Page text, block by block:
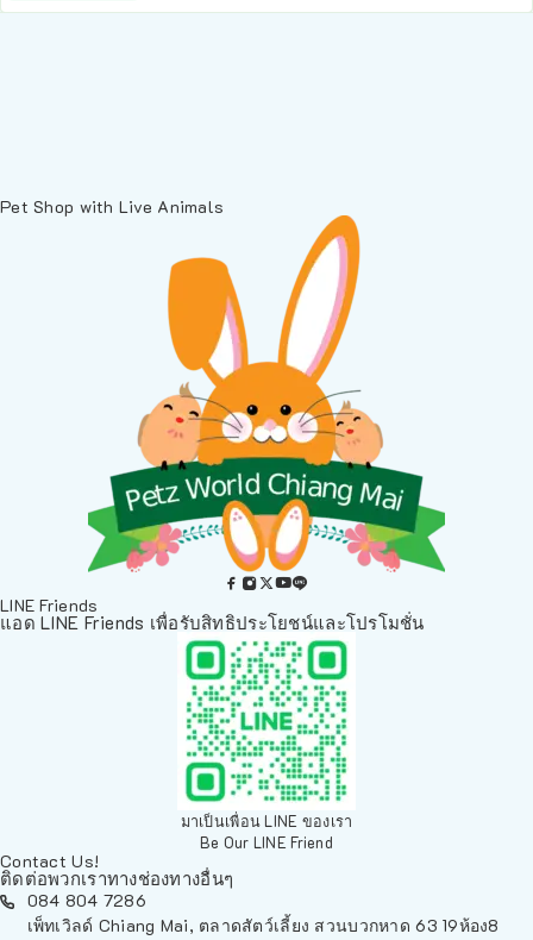
Pet Shop with Live Animals
LINE Friends
แอด LINE Friends เพื่อรับสิทธิประโยชน์และโปรโมชั่น
มาเป็นเพื่อน LINE ของเรา
Be Our LINE Friend
Contact Us!
ติดต่อพวกเราทางช่องทางอื่นๆ
084 804 7286
เพ็ทเวิลด์ Chiang Mai, ตลาดสัตว์เลี้ยง สวนบวกหาด 63 19ห้อง8